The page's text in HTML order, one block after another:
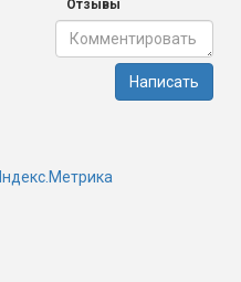
Отзывы
Написать